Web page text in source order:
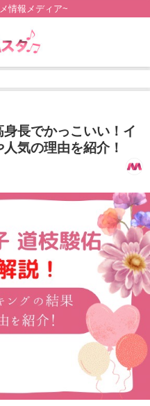
情報メディア~
長でかっこいい！イ
気の理由を紹介！